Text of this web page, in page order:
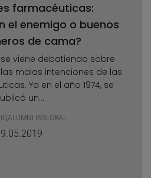
farmacéuticas:
el enemigo o buenos
de cama?
viene debatiendo sobre
malas intenciones de las
Ya en el año 1974, se
un...
,ALUMNI ISGLOBAL